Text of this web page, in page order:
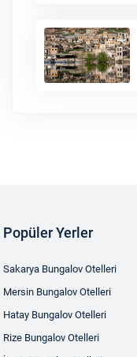
Popüler Yerler
Sakarya Bungalov Otelleri
Mersin Bungalov Otelleri
Hatay Bungalov Otelleri
Rize Bungalov Otelleri